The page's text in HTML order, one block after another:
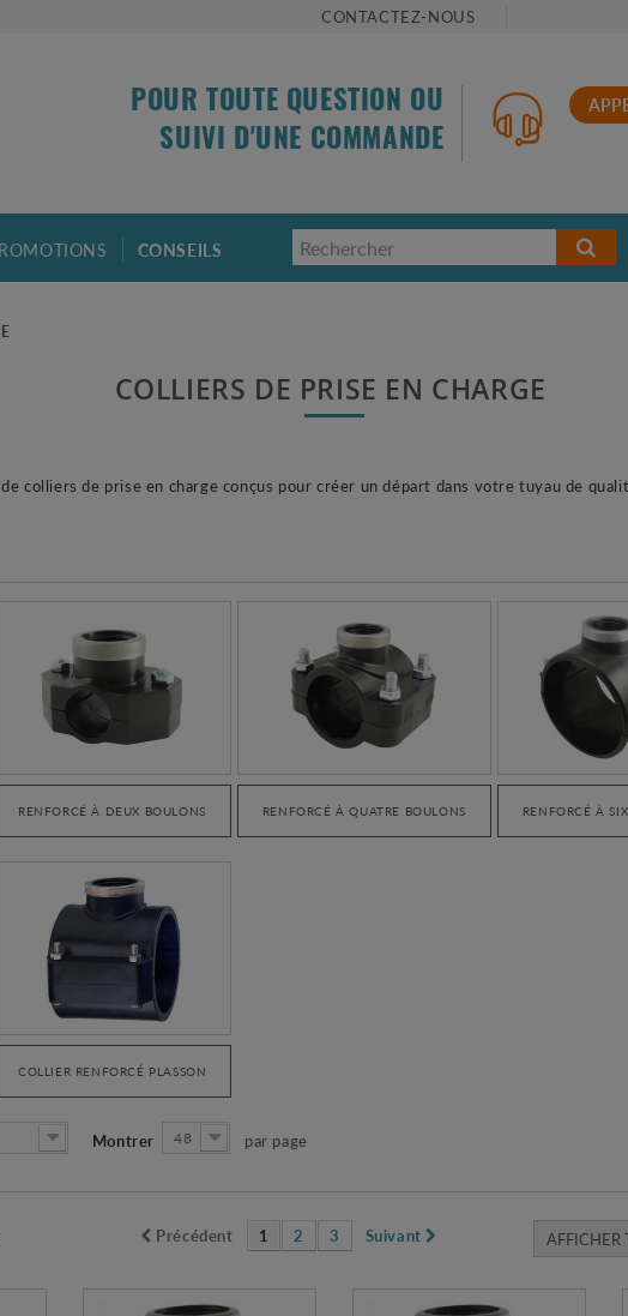
CONTACTEZ-NOUS
POUR TOUTE QUESTION OU
SUIVI D'UNE COMMANDE
CONSEILS
COLLIERS DE PRISE EN CHARGE
colliers de prise en charge conçus pour créer un départ dans votre tuyau de
RENFORCÉ À DEUX BOULONS RENFORCÉ À QUATRE BOULONS RENFORCÉ À
COLLIER RENFORCÉ PLASSON
Montrer 48 par page
AFFICHER
Précédent 1 2 3 Suivant